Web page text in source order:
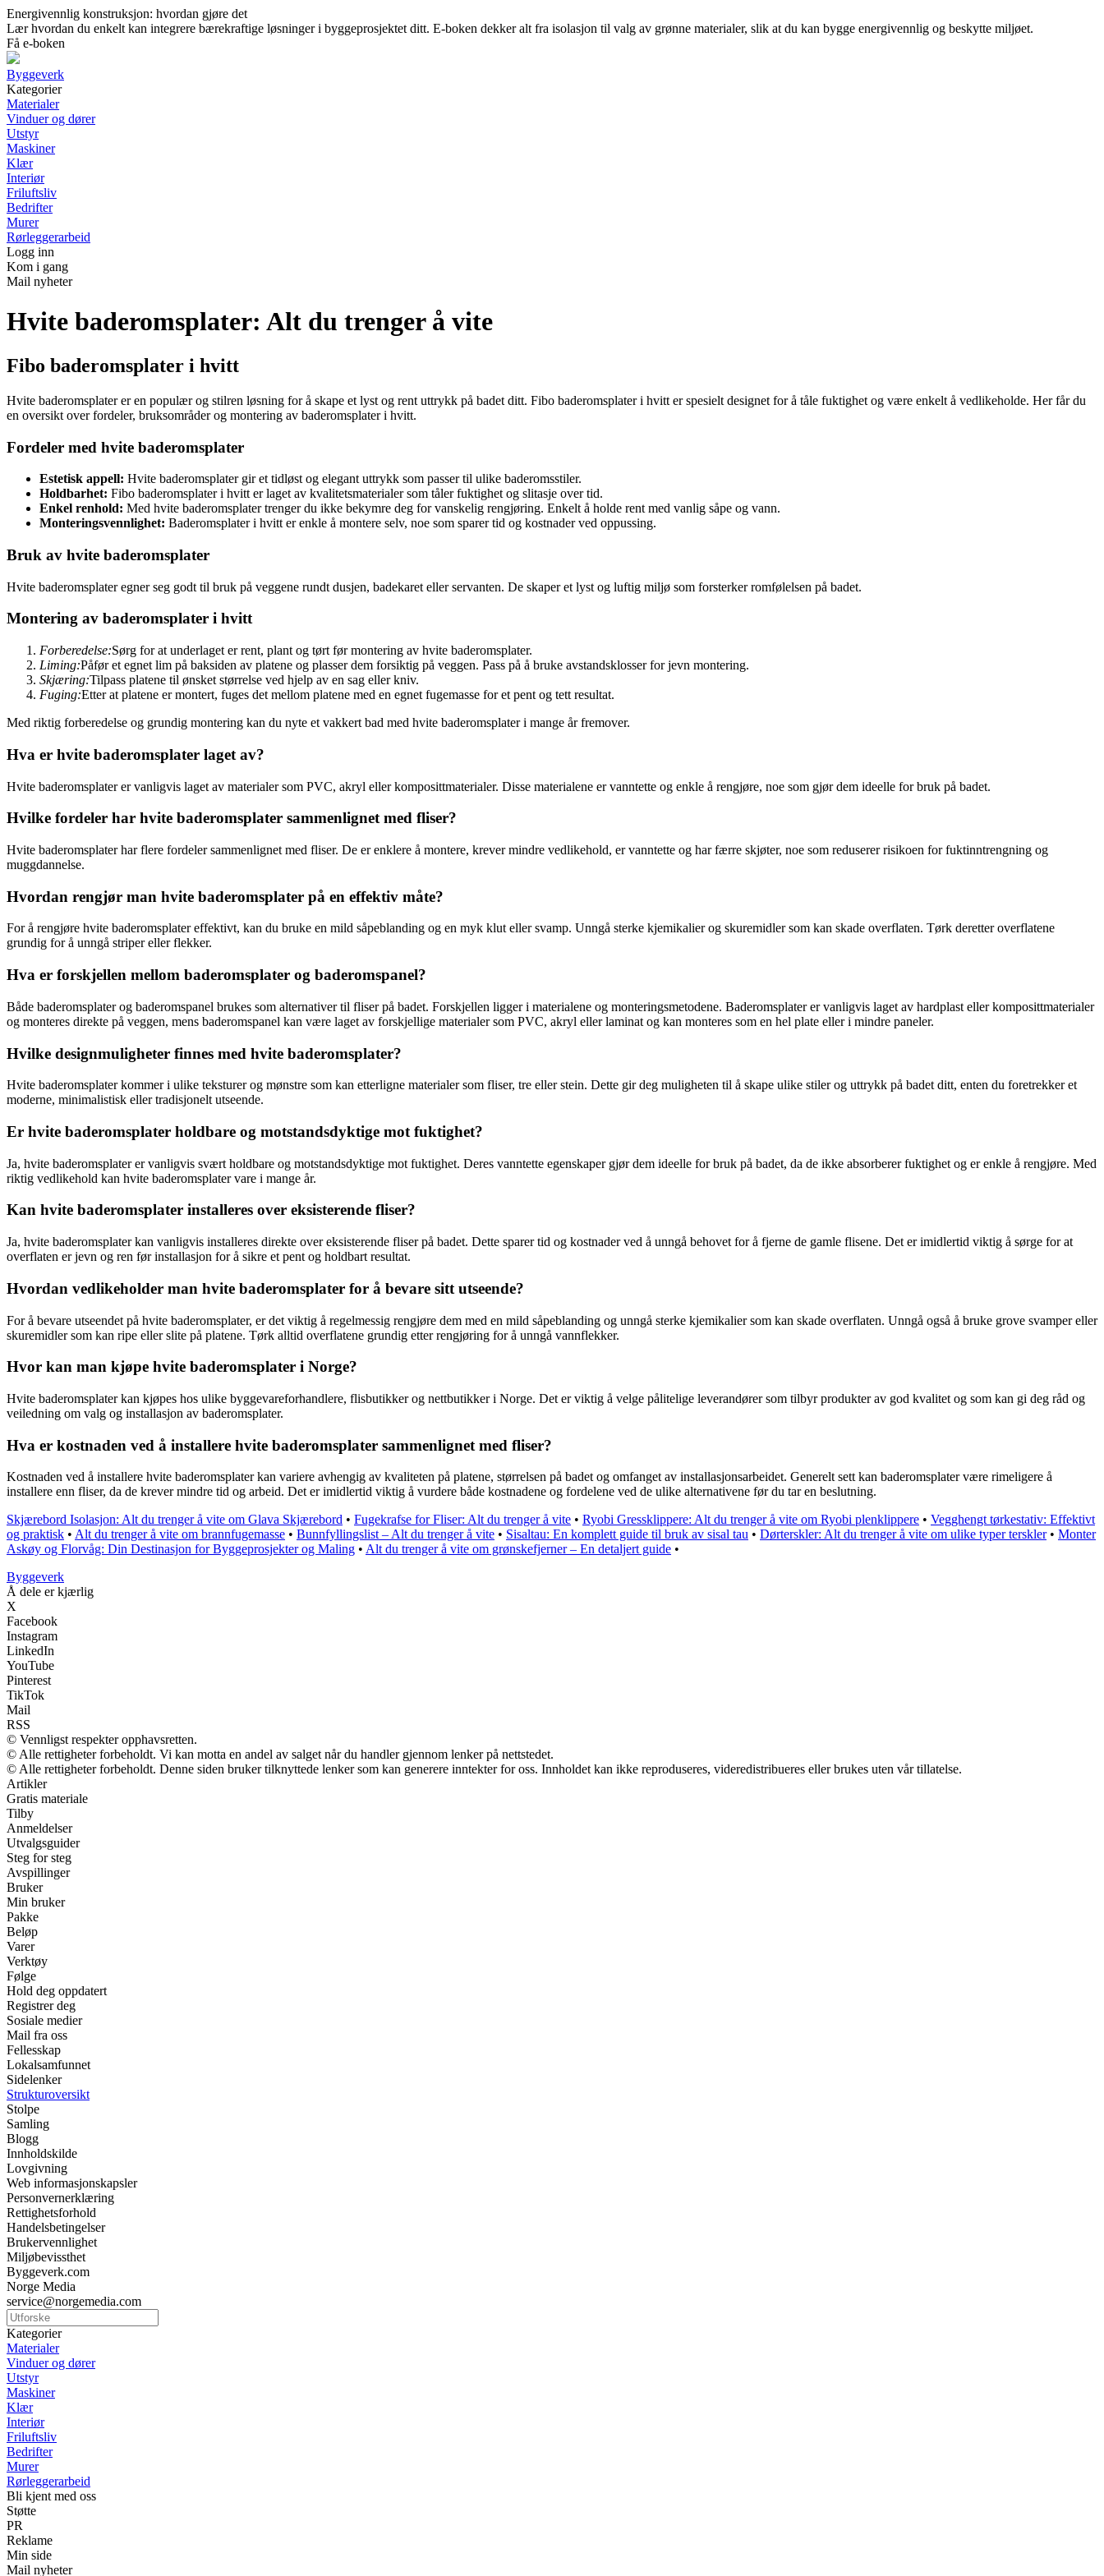
Energivennlig konstruksjon: hvordan gjøre det
Lær hvordan du enkelt kan integrere bærekraftige løsninger i byggeprosjektet ditt. E-boken dekker alt fra isolasjon til valg av grønne materialer, slik at du kan bygge energivennlig og beskytte miljøet.
Få e-boken
Byggeverk
Kategorier
Materialer
Vinduer og dører
Utstyr
Maskiner
Klær
Interiør
Friluftsliv
Bedrifter
Murer
Rørleggerarbeid
Logg inn
Kom i gang
Mail nyheter
Hvite baderomsplater: Alt du trenger å vite
Fibo baderomsplater i hvitt
Hvite baderomsplater er en populær og stilren løsning for å skape et lyst og rent uttrykk på badet ditt. Fibo baderomsplater i hvitt er spesielt designet for å tåle fuktighet og være enkelt å vedlikeholde. Her får du
en oversikt over fordeler, bruksområder og montering av baderomsplater i hvitt.
Fordeler med hvite baderomsplater
Estetisk appell: Hvite baderomsplater gir et tidløst og elegant uttrykk som passer til ulike baderomsstiler.
Holdbarhet: Fibo baderomsplater i hvitt er laget av kvalitetsmaterialer som tåler fuktighet og slitasje over tid.
Enkel renhold: Med hvite baderomsplater trenger du ikke bekymre deg for vanskelig rengjøring. Enkelt å holde rent med vanlig såpe og vann.
Monteringsvennlighet: Baderomsplater i hvitt er enkle å montere selv, noe som sparer tid og kostnader ved oppussing.
Bruk av hvite baderomsplater
Hvite baderomsplater egner seg godt til bruk på veggene rundt dusjen, badekaret eller servanten. De skaper et lyst og luftig miljø som forsterker romfølelsen på badet.
Montering av baderomsplater i hvitt
Forberedelse:Sørg for at underlaget er rent, plant og tørt før montering av hvite baderomsplater.
Liming:Påfør et egnet lim på baksiden av platene og plasser dem forsiktig på veggen. Pass på å bruke avstandsklosser for jevn montering.
Skjæring:Tilpass platene til ønsket størrelse ved hjelp av en sag eller kniv.
Fuging:Etter at platene er montert, fuges det mellom platene med en egnet fugemasse for et pent og tett resultat.
Med riktig forberedelse og grundig montering kan du nyte et vakkert bad med hvite baderomsplater i mange år fremover.
Hva er hvite baderomsplater laget av?
Hvite baderomsplater er vanligvis laget av materialer som PVC, akryl eller komposittmaterialer. Disse materialene er vanntette og enkle å rengjøre, noe som gjør dem ideelle for bruk på badet.
Hvilke fordeler har hvite baderomsplater sammenlignet med fliser?
Hvite baderomsplater har flere fordeler sammenlignet med fliser. De er enklere å montere, krever mindre vedlikehold, er vanntette og har færre skjøter, noe som reduserer risikoen for fuktinntrengning og
muggdannelse.
Hvordan rengjør man hvite baderomsplater på en effektiv måte?
For å rengjøre hvite baderomsplater effektivt, kan du bruke en mild såpeblanding og en myk klut eller svamp. Unngå sterke kjemikalier og skuremidler som kan skade overflaten. Tørk deretter overflatene
grundig for å unngå striper eller flekker.
Hva er forskjellen mellom baderomsplater og baderomspanel?
Både baderomsplater og baderomspanel brukes som alternativer til fliser på badet. Forskjellen ligger i materialene og monteringsmetodene. Baderomsplater er vanligvis laget av hardplast eller komposittmaterialer
og monteres direkte på veggen, mens baderomspanel kan være laget av forskjellige materialer som PVC, akryl eller laminat og kan monteres som en hel plate eller i mindre paneler.
Hvilke designmuligheter finnes med hvite baderomsplater?
Hvite baderomsplater kommer i ulike teksturer og mønstre som kan etterligne materialer som fliser, tre eller stein. Dette gir deg muligheten til å skape ulike stiler og uttrykk på badet ditt, enten du foretrekker et
moderne, minimalistisk eller tradisjonelt utseende.
Er hvite baderomsplater holdbare og motstandsdyktige mot fuktighet?
Ja, hvite baderomsplater er vanligvis svært holdbare og motstandsdyktige mot fuktighet. Deres vanntette egenskaper gjør dem ideelle for bruk på badet, da de ikke absorberer fuktighet og er enkle å rengjøre. Med
riktig vedlikehold kan hvite baderomsplater vare i mange år.
Kan hvite baderomsplater installeres over eksisterende fliser?
Ja, hvite baderomsplater kan vanligvis installeres direkte over eksisterende fliser på badet. Dette sparer tid og kostnader ved å unngå behovet for å fjerne de gamle flisene. Det er imidlertid viktig å sørge for at
overflaten er jevn og ren før installasjon for å sikre et pent og holdbart resultat.
Hvordan vedlikeholder man hvite baderomsplater for å bevare sitt utseende?
For å bevare utseendet på hvite baderomsplater, er det viktig å regelmessig rengjøre dem med en mild såpeblanding og unngå sterke kjemikalier som kan skade overflaten. Unngå også å bruke grove svamper eller
skuremidler som kan ripe eller slite på platene. Tørk alltid overflatene grundig etter rengjøring for å unngå vannflekker.
Hvor kan man kjøpe hvite baderomsplater i Norge?
Hvite baderomsplater kan kjøpes hos ulike byggevareforhandlere, flisbutikker og nettbutikker i Norge. Det er viktig å velge pålitelige leverandører som tilbyr produkter av god kvalitet og som kan gi deg råd og
veiledning om valg og installasjon av baderomsplater.
Hva er kostnaden ved å installere hvite baderomsplater sammenlignet med fliser?
Kostnaden ved å installere hvite baderomsplater kan variere avhengig av kvaliteten på platene, størrelsen på badet og omfanget av installasjonsarbeidet. Generelt sett kan baderomsplater være rimeligere å
installere enn fliser, da de krever mindre tid og arbeid. Det er imidlertid viktig å vurdere både kostnadene og fordelene ved de ulike alternativene før du tar en beslutning.
Skjærebord Isolasjon: Alt du trenger å vite om Glava Skjærebord • Fugekrafse for Fliser: Alt du trenger å vite • Ryobi Gressklippere: Alt du trenger å vite om Ryobi plenklippere • Vegghengt tørkestativ: Effektivt
og praktisk • Alt du trenger å vite om brannfugemasse • Bunnfyllingslist – Alt du trenger å vite • Sisaltau: En komplett guide til bruk av sisal tau • Dørterskler: Alt du trenger å vite om ulike typer terskler• Monter
Askøy og Florvåg: Din Destinasjon for Byggeprosjekter og Maling • Alt du trenger å vite om grønskefjerner – En detaljert guide •
Byggeverk
Å dele er kjærlig
X
Facebook
Instagram
LinkedIn
YouTube
Pinterest
TikTok
Mail
RSS
© Vennligst respekter opphavsretten.
© Alle rettigheter forbeholdt. Vi kan motta en andel av salget når du handler gjennom lenker på nettstedet.
© Alle rettigheter forbeholdt. Denne siden bruker tilknyttede lenker som kan generere inntekter for oss. Innholdet kan ikke reproduseres, videredistribueres eller brukes uten vår tillatelse.
Artikler
Gratis materiale
Tilby
Anmeldelser
Utvalgsguider
Steg for steg
Avspillinger
Bruker
Min bruker
Pakke
Beløp
Varer
Verktøy
Følge
Hold deg oppdatert
Registrer deg
Sosiale medier
Mail fra oss
Fellesskap
Lokalsamfunnet
Sidelenker
Strukturoversikt
Stolpe
Samling
Blogg
Innholdskilde
Lovgivning
Web informasjonskapsler
Personvernerklæring
Rettighetsforhold
Handelsbetingelser
Brukervennlighet
Miljøbevissthet
Byggeverk.com
Norge Media
service@norgemedia.com
Kategorier
Materialer
Vinduer og dører
Utstyr
Maskiner
Klær
Interiør
Friluftsliv
Bedrifter
Murer
Rørleggerarbeid
Bli kjent med oss
Støtte
PR
Reklame
Min side
Mail nyheter